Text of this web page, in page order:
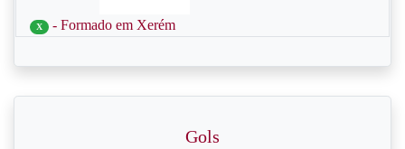
X - Formado em Xerém
Gols